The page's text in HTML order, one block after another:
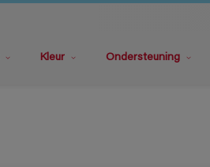
Kleur Ondersteuning